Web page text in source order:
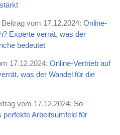
Beitrag vom 17.12.2024: Online-
Experte verrät, was der
bedeutet
17.12.2024: Online-Vertrieb auf
was der Wandel für die
vom 17.12.2024: So
perfekte Arbeitsumfeld für